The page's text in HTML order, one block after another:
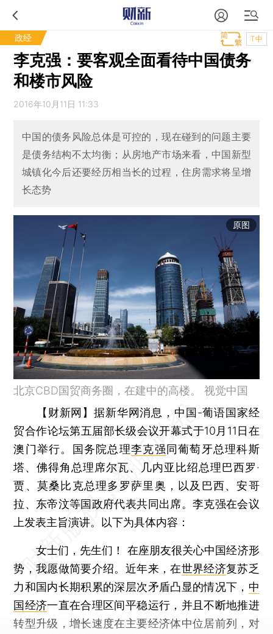
政经 T中
李克强：要客观全面看待中国债务
和楼市风险
2016年10月11日 11:33
中国的债务风险总体是可控的，现在碰到的问题主要
是债务结构不太均衡；从房地产市场来看，中国新型
城镇化今后还要经历相当长的过程，住房需求将呈增
长态势
原图
北京CBD国贸商务圈，在建中的高楼。 视觉中国
【财新网】据新华网消息，中国-葡语国家经
贸合作论坛第五届部长级会议开幕式于10月11日在
澳门举行。国务院总理李克强同葡萄牙总理科斯
塔、佛得角总理席尔瓦、几内亚比绍总理巴西罗·
贾、莫桑比克总理多罗萨里奥，以及巴西、安哥
拉、东帝汶等国政府代表共同出席。李克强在会议
上发表主旨演讲。以下为具体内容：
女士们，先生们！ 在座朋友很关心中国经济形
势，我愿做简要介绍。近年来，在世界经济复苏乏
力和国内长期积累的深层次矛盾凸显的情况下， 中
国经济一直在合理区间平稳运行，并且不断地推进
转型升级，增长速度在主要经济体中位居前列，对